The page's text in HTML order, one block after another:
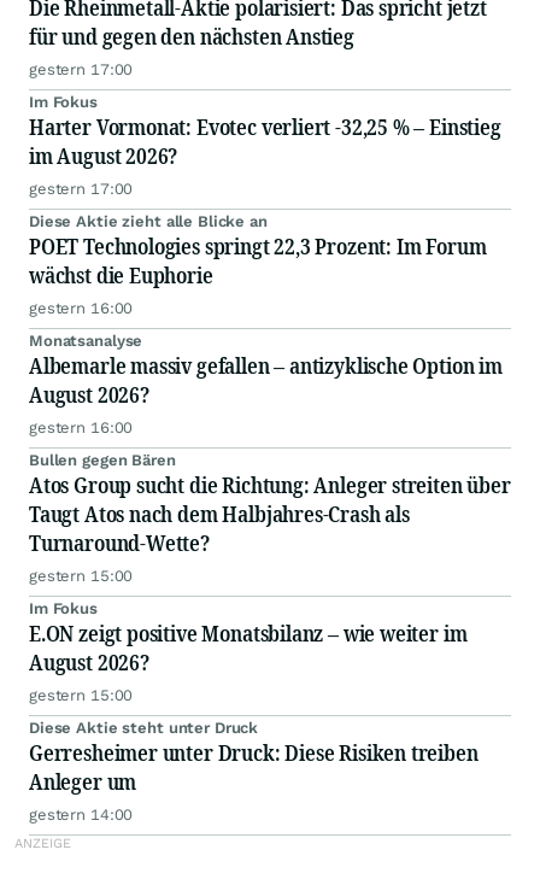
Die Rheinmetall-Aktie polarisiert: Das spricht jetzt
für und gegen den nächsten Anstieg
gestern 17:00
Im Fokus
Harter Vormonat: Evotec verliert -32,25 % – Einstieg
im August 2026?
gestern 17:00
Diese Aktie zieht alle Blicke an
POET Technologies springt 22,3 Prozent: Im Forum
wächst die Euphorie
gestern 16:00
Monatsanalyse
Albemarle massiv gefallen – antizyklische Option im
August 2026?
gestern 16:00
Bullen gegen Bären
Atos Group sucht die Richtung: Anleger streiten über
Taugt Atos nach dem Halbjahres-Crash als
Turnaround-Wette?
gestern 15:00
Im Fokus
E.ON zeigt positive Monatsbilanz – wie weiter im
August 2026?
gestern 15:00
Diese Aktie steht unter Druck
Gerresheimer unter Druck: Diese Risiken treiben
Anleger um
gestern 14:00